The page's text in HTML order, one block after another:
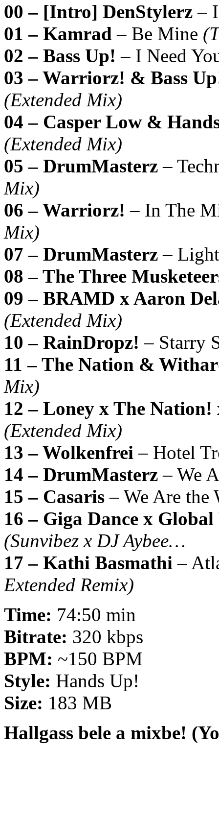
00 – [Intro] DenStylerz –
01 – Kamrad – Be Mine
02 – Bass Up! – I Need
03 – Warriorz! & Bass
(Extended Mix)
04 – Casper Low &
(Extended Mix)
05 – DrumMasterz –
Mix)
06 – Warriorz! – In The
Mix)
07 – DrumMasterz –
08 – The Three
09 – BRAMD x Aaron
(Extended Mix)
10 – RainDropz! – Starry
11 – The Nation &
Mix)
12 – Loney x The
(Extended Mix)
13 – Wolkenfrei – Hotel
14 – DrumMasterz – We
15 – Casaris – We Are the
16 – Giga Dance x
(Sunvibez x DJ Aybee…
17 – Kathi Basmathi –
Extended Remix)
Time: 74:50 min
Bitrate: 320 kbps
BPM: ~150 BPM
Style: Hands Up!
Size: 183 MB
Hallgass bele a mixbe!